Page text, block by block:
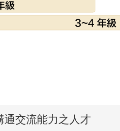
通交流能力之人才